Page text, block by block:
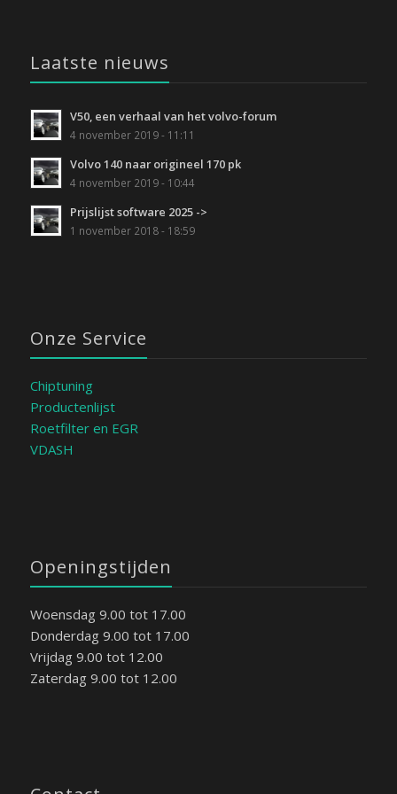
Laatste nieuws
V50, een verhaal van het volvo-forum
4 november 2019 - 11:11
Volvo 140 naar origineel 170 pk
4 november 2019 - 10:44
Prijslijst software 2025 ->
1 november 2018 - 18:59
Onze Service
Chiptuning
Productenlijst
Roetfilter en EGR
VDASH
Openingstijden
Woensdag 9.00 tot 17.00
Donderdag 9.00 tot 17.00
Vrijdag 9.00 tot 12.00
Zaterdag 9.00 tot 12.00